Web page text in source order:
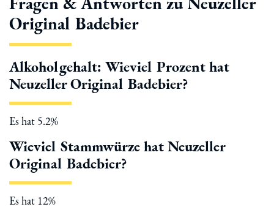
Original Badebier
Alkoholgehalt: Wieviel Prozent hat
Neuzeller Original Badebier?
Es hat 5.2%
Wieviel Stammwürze hat Neuzeller
Original Badebier?
Es hat 12%